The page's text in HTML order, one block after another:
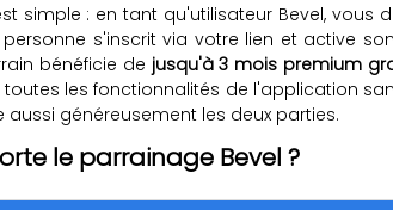
simple : en tant qu'utilisateur Bevel,
personne s'inscrit via votre lien et active
bénéficie de jusqu'à 3 mois premium
les fonctionnalités de l'application
généreusement les deux parties.
le parrainage Bevel ?